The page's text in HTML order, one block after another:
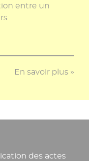
entre un
En savoir plus »
des actes